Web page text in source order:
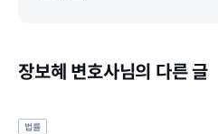
장보혜 변호사님의 다른 글
법률